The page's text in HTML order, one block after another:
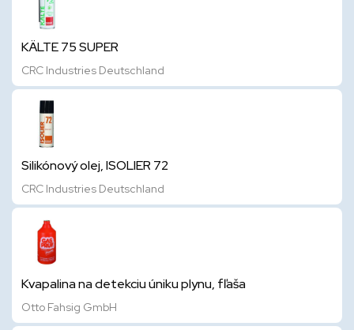
KÄLTE 75 SUPER
CRC Industries Deutschland
Silikónový olej, ISOLIER 72
CRC Industries Deutschland
Kvapalina na detekciu úniku plynu, fľaša
Otto Fahsig GmbH